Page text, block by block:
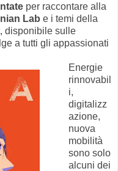
per raccontare alla
Lab e i temi della
disponibile sulle
a tutti gli appassionati
Energie
rinnovabil
i,
digitalizz
azione,
nuova
mobilità
sono solo
alcuni dei